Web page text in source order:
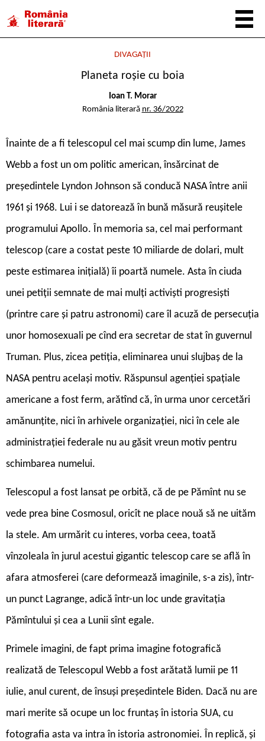
DIVAGAȚII
Planeta roșie cu boia
Ioan T. Morar
România literară nr. 36/2022
nainte de a fi telescopul cel mai scump din lume, James
Webb a fost un om politic american, însărcinat de
președintele Lyndon Johnson să conducă NASA între anii
1961 și 1968. Lui i se datorează în bună măsură reușitele
programului Apollo. În memoria sa, cel mai performant
telescop (care a costat peste 10 miliarde de dolari, mult
peste estimarea inițială) îi poartă numele. Asta în ciuda
unei petiții semnate de mai mulți activiști progresiști
(printre care și patru astronomi) care îl acuză de persecuția
unor homosexuali pe cînd era secretar de stat în guvernul
Truman. Plus, zicea petiția, eliminarea unui slujbaș de la
NASA pentru același motiv. Răspunsul agenției spațiale
americane a fost ferm, arătînd că, în urma unor cercetări
amănunțite, nici în arhivele organizației, nici în cele ale
administrației federale nu au găsit vreun motiv pentru
schimbarea numelui.
Telescopul a fost lansat pe orbită, că de pe Pămînt nu se
vede prea bine Cosmosul, oricît ne place nouă să ne uităm
la stele. Am urmărit cu interes, vorba ceea, toată
vînzoleala în jurul acestui gigantic telescop care se află în
afara atmosferei (care deformează imaginile, s-a zis), într-
un punct Lagrange, adică într-un loc unde gravitația
Pămîntului și cea a Lunii sînt egale.
Primele imagini, de fapt prima imagine fotografică
realizată de Telescopul Webb a fost arătată lumii pe 11
iulie, anul curent, de însuși președintele Biden. Dacă nu are
mari merite să ocupe un loc fruntaș în istoria SUA, cu
fotografia asta va intra în istoria astronomiei. În replică, și